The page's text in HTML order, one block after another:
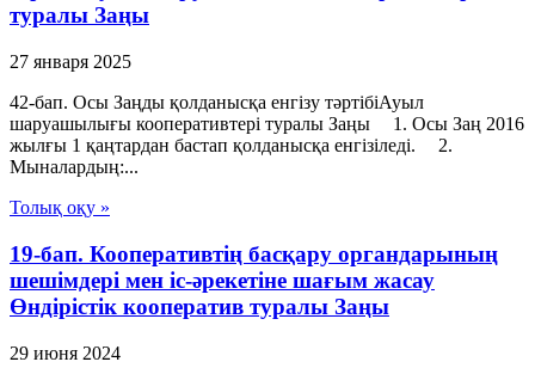
туралы Заңы
27 января 2025
42-бап. Осы Заңды қолданысқа енгізу тәртібіАуыл
шаруашылығы кооперативтері туралы Заңы 1. Осы Заң 2016
жылғы 1 қаңтардан бастап қолданысқа енгізіледі. 2.
Мыналардың:...
Толық оқу »
19-бап. Кооперативтiң басқару органдарының
шешiмдерi мен iс-әрекетiне шағым жасау
Өндiрiстiк кооператив туралы Заңы
29 июня 2024